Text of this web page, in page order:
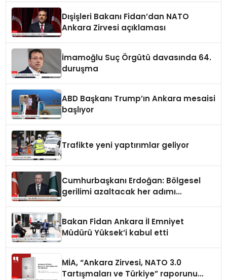
Dışişleri Bakanı Fidan’dan NATO
Ankara Zirvesi açıklaması
İmamoğlu Suç Örgütü davasında 64.
duruşma
ABD Başkanı Trump’ın Ankara mesaisi
başlıyor
Trafikte yeni yaptırımlar geliyor
Cumhurbaşkanı Erdoğan: Bölgesel
gerilimi azaltacak her adımı
Bakan Fidan Ankara İl Emniyet
Müdürü Yüksek’i kabul etti
MİA, “Ankara Zirvesi, NATO 3.0
Tartışmaları ve Türkiye” raporunu